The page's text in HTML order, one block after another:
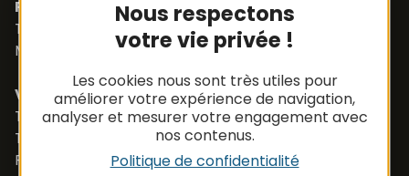
Nous respectons
votre vie privée !
Les cookies nous sont très utiles pour
améliorer votre expérience de navigation,
analyser et mesurer votre engagement avec
nos contenus.
Politique de confidentialité
Pièces détachées
Tél. +33 (0)5 65 48 19 32
Mail :
contact@apbfrance.com
Véhicules
Tél. +33 (0)5 65 48 05 75
Tél. +33 (0)5 65 48 37 97
Port. +33 (0)6 79 50 77 83